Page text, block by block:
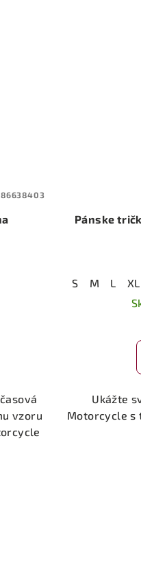
vzoru
Pánske
S M L XL
Ukážte
Motorcycle s